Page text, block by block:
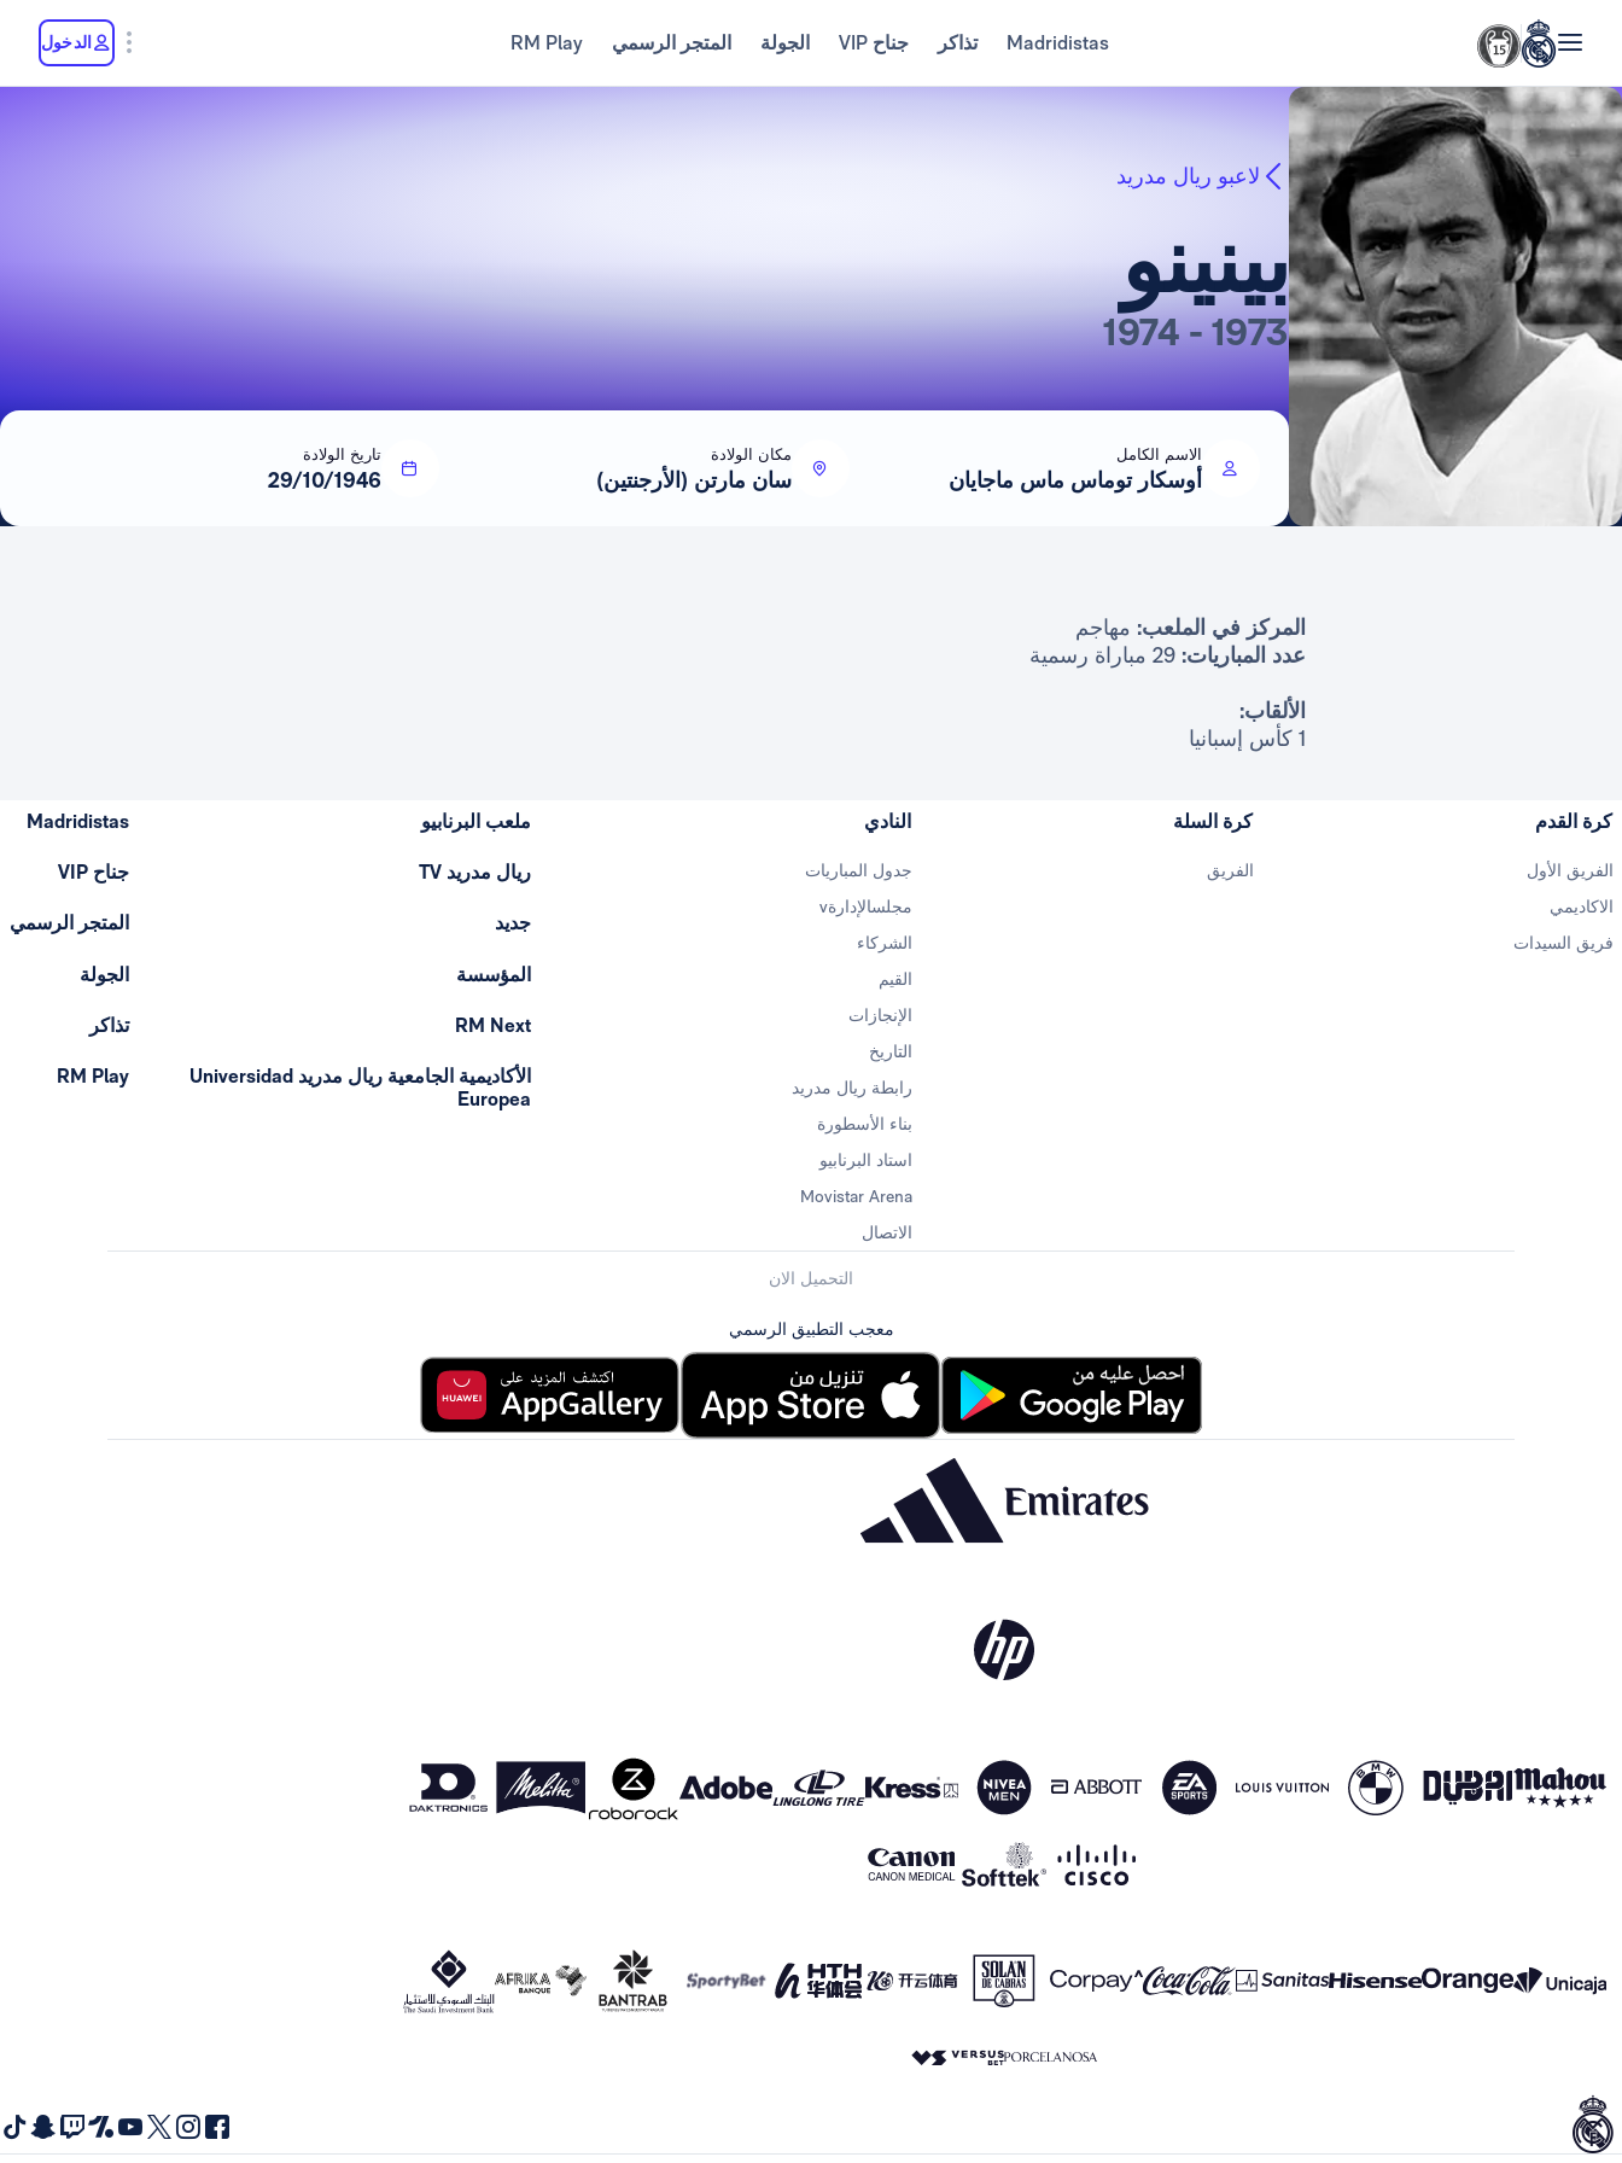
Madridistas تذاكر جناح VIP الجولة المتجر الرسمي RM Play الدخول
لاعبو ريال مدريد
بينينو
1973 - 1974
الاسم الكامل
أوسكار توماس ماس ماجايان
مكان الولادة
سان مارتن (الأرجنتين)
تاريخ الولادة
29/10/1946
المركز في الملعب: مهاجم
عدد المباريات:
الألقاب:
1 كأس إسبانيا
كرة القدم
الفريق الأول
الاكاديمي
فريق السيدات
كرة السلة
الفريق
النادي
جدول المباريات
مجلسالإدارةv
الشركاء
القيم
الإنجازات
التاريخ
رابطة ريال مدريد
بناء الأسطورة
استاد البرنابيو
Movistar Arena
الاتصال
ملعب البرنابيو
ريال مدريد TV
جديد
المؤسسة
RM Next
الأكاديمية الجامعية ريال مدريد Universidad
Europea
Madridistas
جناح VIP
المتجر الرسمي
الجولة
تذاكر
RM Play
التحميل الان
معجب التطبيق الرسمي